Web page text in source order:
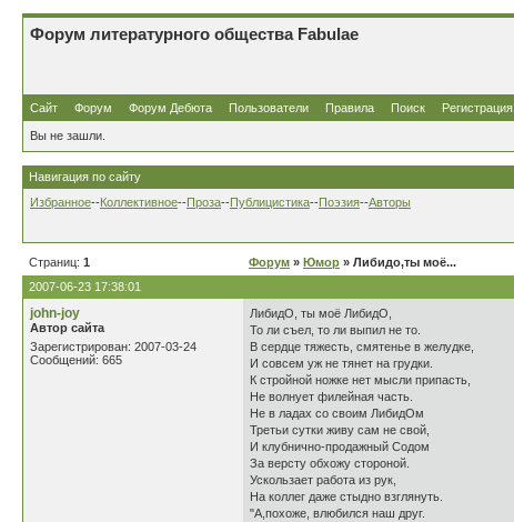
Форум литературного общества Fabulae
Сайт Форум Форум Дебюта Пользователи Правила Поиск Регистрация
Вы не зашли.
Навигация по сайту
Избранное--Коллективное--Проза--Публицистика--Поэзия--Авторы
Страниц: 1 Форум » Юмор » Либидо,ты моё...
2007-06-23 17:38:01
john-joy
Автор сайта
Зарегистрирован: 2007-03-24
Сообщений: 665
ЛибидО, ты моё ЛибидО,
То ли съел, то ли выпил не то.
В сердце тяжесть, смятенье в желудке,
И совсем уж не тянет на грудки.
К стройной ножке нет мысли припасть,
Не волнует филейная часть.
Не в ладах со своим ЛибидОм
Третьи сутки живу сам не свой,
И клубнично-продажный Содом
За версту обхожу стороной.
Ускользает работа из рук,
На коллег даже стыдно взглянуть.
"А,похоже, влюбился наш друг.